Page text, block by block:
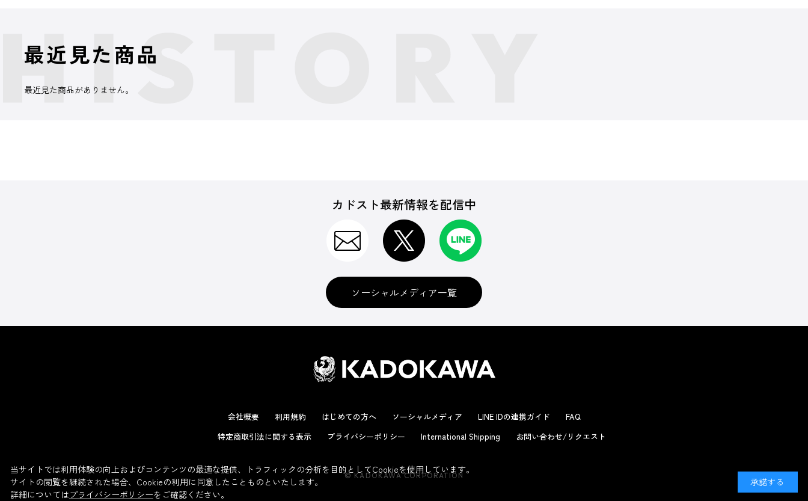
最近見た商品
最近見た商品がありません。
カドスト最新情報を配信中
ソーシャルメディア一覧
会社概要 利用規約 はじめての方へ ソーシャルメディア LINE IDの連携ガイド
FAQ
特定商取引法に関する表示
プライバシーポリシー International Shipping お問い合わせ/リクエスト
© KADOKAWA CORPORATION
当サイトでは利用体験の向上およびコンテンツの最適な提供、トラフィックの分析を目的としてCookieを使用しています。
サイトの閲覧を継続された場合、Cookieの利用に同意したことものといたします。
詳細についてはプライバシーポリシーをご確認ください。
承諾する